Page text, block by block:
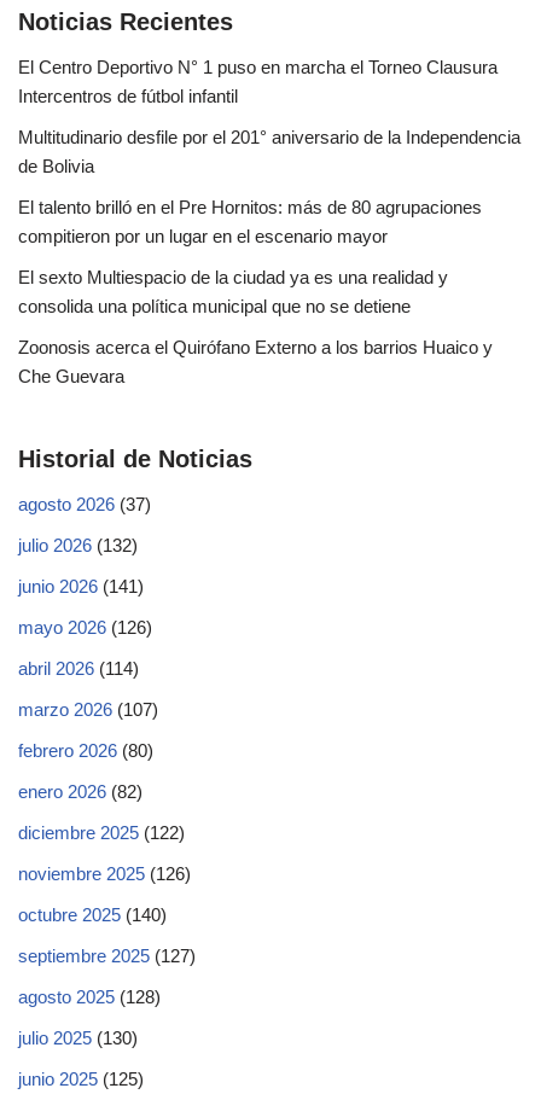
Noticias Recientes
El Centro Deportivo N° 1 puso en marcha el Torneo Clausura
Intercentros de fútbol infantil
Multitudinario desfile por el 201° aniversario de la Independencia
de Bolivia
El talento brilló en el Pre Hornitos: más de 80 agrupaciones
compitieron por un lugar en el escenario mayor
El sexto Multiespacio de la ciudad ya es una realidad y
consolida una política municipal que no se detiene
Zoonosis acerca el Quirófano Externo a los barrios Huaico y
Che Guevara
Historial de Noticias
agosto 2026 (37)
julio 2026 (132)
junio 2026 (141)
mayo 2026 (126)
abril 2026 (114)
marzo 2026 (107)
febrero 2026 (80)
enero 2026 (82)
diciembre 2025 (122)
noviembre 2025 (126)
octubre 2025 (140)
septiembre 2025 (127)
agosto 2025 (128)
julio 2025 (130)
junio 2025 (125)